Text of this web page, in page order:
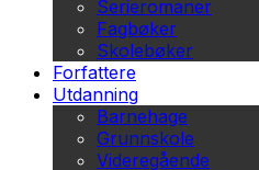
Serieromaner
Fagbøker
Skolebøker
Forfattere
Utdanning
Barnehage
Grunnskole
Videregående